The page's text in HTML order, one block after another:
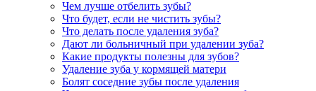
Чем лучше отбелить зубы?
Что будет, если не чистить зубы?
Что делать после удаления зуба?
Дают ли больничный при удалении зуба?
Какие продукты полезны для зубов?
Удаление зуба у кормящей матери
Болят соседние зубы после удаления